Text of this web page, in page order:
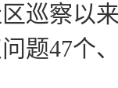
巡察以
题47个